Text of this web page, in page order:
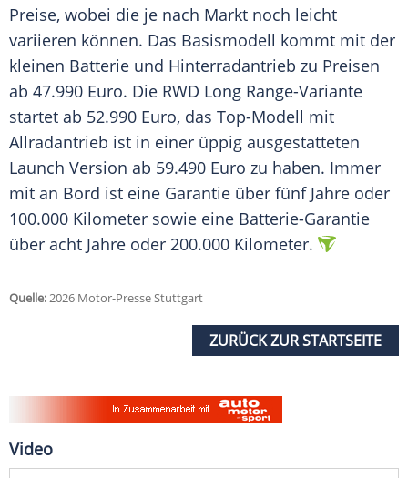
Preise, wobei die je nach Markt noch leicht
variieren können. Das Basismodell kommt mit der
kleinen Batterie und Hinterradantrieb zu Preisen
ab 47.990 Euro. Die RWD Long Range-Variante
startet ab 52.990 Euro, das Top-Modell mit
Allradantrieb ist in einer üppig ausgestatteten
Launch Version ab 59.490 Euro zu haben. Immer
mit an Bord ist eine Garantie über fünf Jahre oder
100.000 Kilometer sowie eine Batterie-Garantie
über acht Jahre oder 200.000 Kilometer.
Quelle:2026 Motor-Presse Stuttgart
ZURÜCK ZUR STARTSEITE
Video